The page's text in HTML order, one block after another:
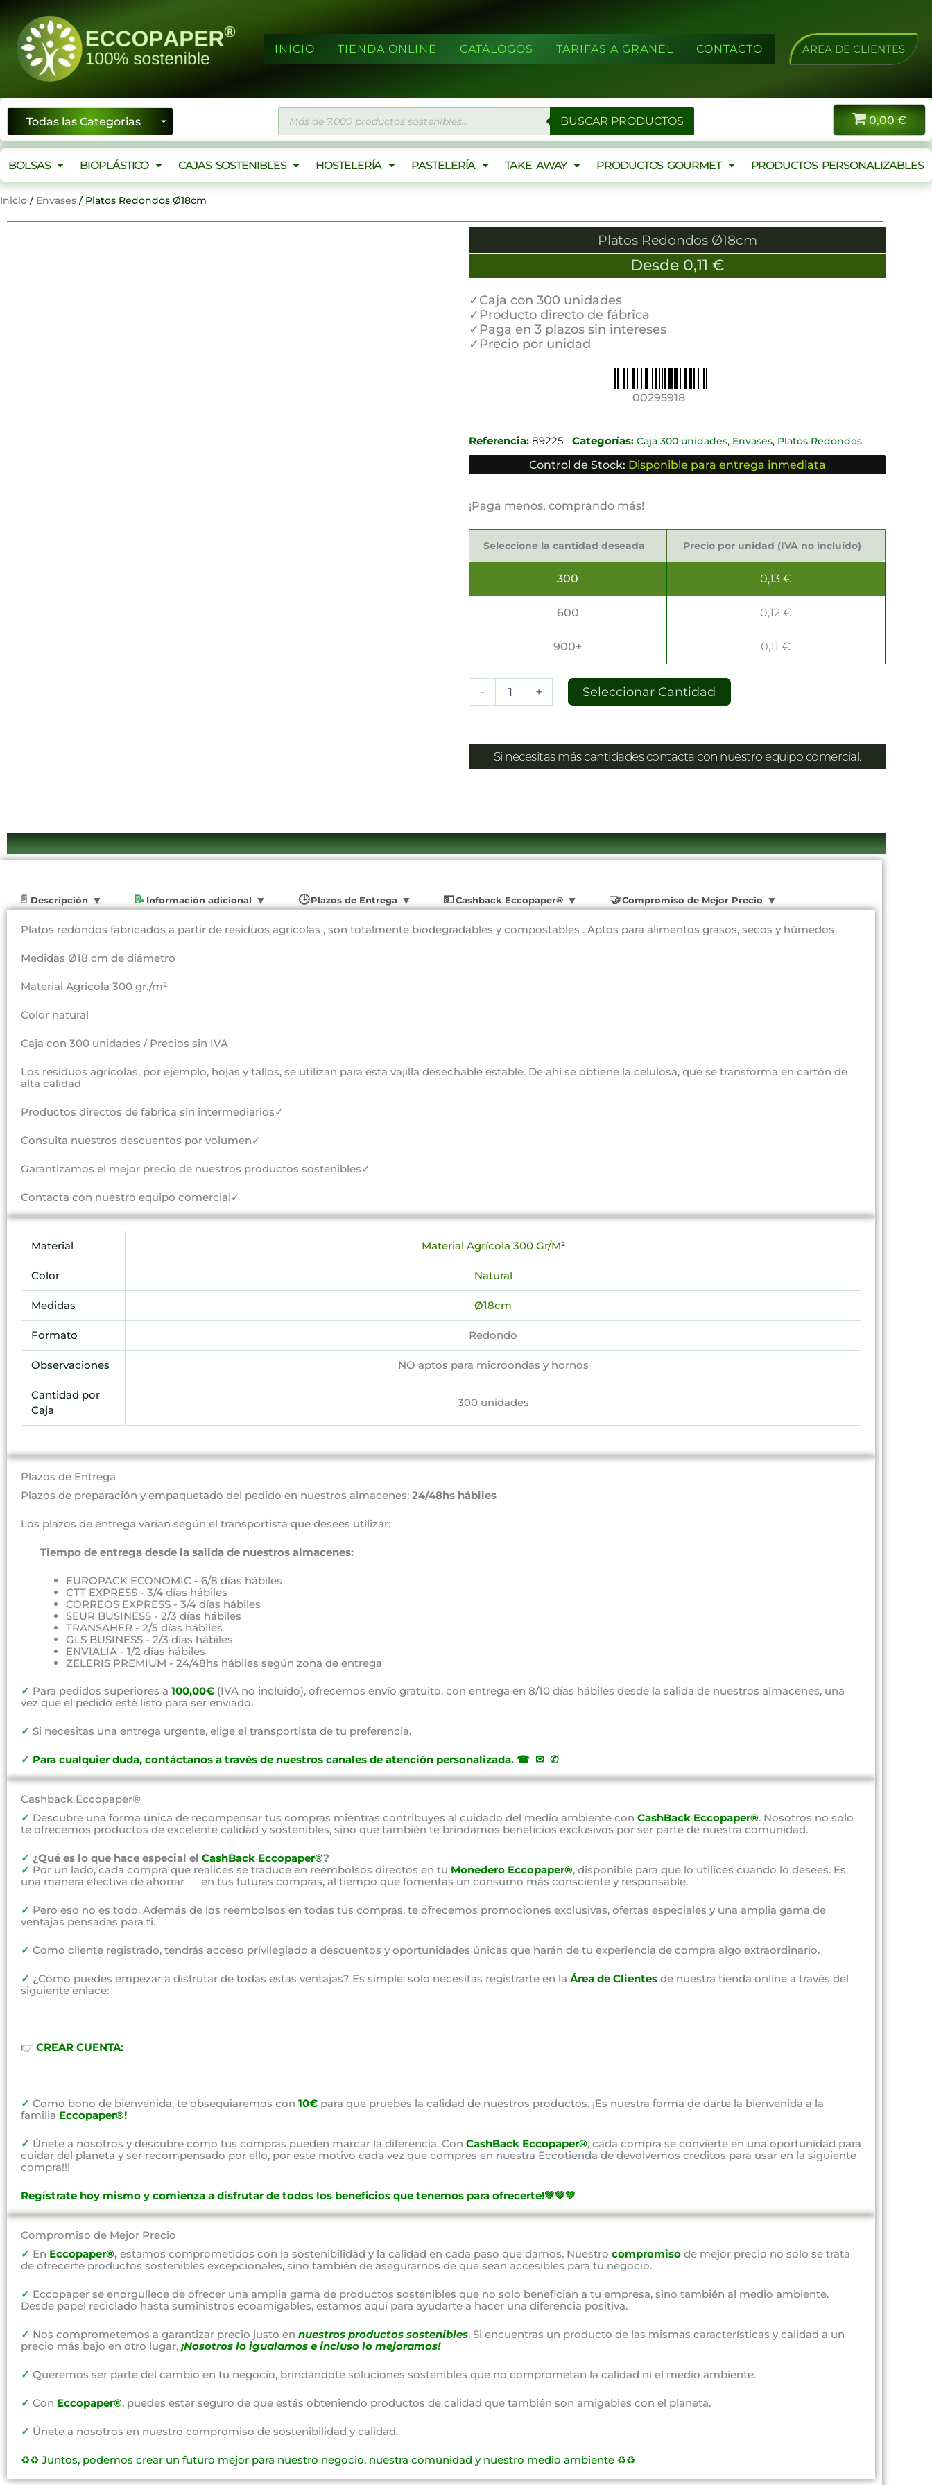
contenido
INICIO TIENDA ONLINE CATÁLOGOS TARIFAS A GRANEL CONTACTO ÁREA DE CLIENTES
de
productos
BUSCAR PRODUCTOS 0,00 €
BOLSAS BIOPLÁSTICO CAJAS SOSTENIBLES HOSTELERÍA PASTELERÍA TAKE AWAY PRODUCTOS GOURMET PRODUCTOS PERSONALIZABLES
Inicio / Envases / Platos Redondos Ø18cm
Platos Redondos Ø18cm
Desde 0,11 €
✓Caja con 300 unidades
✓Producto directo de fábrica
✓Paga en 3 plazos sin intereses
✓Precio por unidad
00295918
Referencia: 89225 Categorías: Caja 300 unidades, Envases, Platos Redondos
Control de Stock: Disponible para entrega inmediata
¡Paga menos, comprando más!
Seleccione la cantidad deseada Precio por unidad (IVA no incluído)
300 0,13 €
600 0,12 €
900+ 0,11 €
-
Ø18cm
cantidad
+ Seleccionar Cantidad
Si necesitas más cantidades contacta con nuestro equipo comercial.
Descripción Información adicional Plazos de Entrega Cashback Eccopaper® Compromiso de Mejor Precio
Platos redondos fabricados a partir de residuos agrícolas , son totalmente biodegradables y compostables . Aptos para alimentos grasos, secos y húmedos
Medidas Ø18 cm de diámetro
Material Agrícola 300 gr./m²
Color natural
Caja con 300 unidades / Precios sin IVA
Los residuos agrícolas, por ejemplo, hojas y tallos, se utilizan para esta vajilla desechable estable. De ahí se obtiene la celulosa, que se transforma en cartón de
alta calidad
Productos directos de fábrica sin intermediarios✓
Consulta nuestros descuentos por volumen✓
Garantizamos el mejor precio de nuestros productos sostenibles✓
Contacta con nuestro equipo comercial✓
Material Material Agrícola 300 Gr/M²
Color Natural
Medidas Ø18cm
Formato Redondo
Observaciones NO aptos para microondas y hornos
Cantidad por
Caja
300 unidades
Plazos de Entrega
Plazos de preparación y empaquetado del pedido en nuestros almacenes: 24/48hs hábiles
Los plazos de entrega varían según el transportista que desees utilizar:
Tiempo de entrega desde la salida de nuestros almacenes:
EUROPACK ECONOMIC - 6/8 días hábiles
CTT EXPRESS - 3/4 días hábiles
CORREOS EXPRESS - 3/4 días hábiles
SEUR BUSINESS - 2/3 días hábiles
TRANSAHER - 2/5 días hábiles
GLS BUSINESS - 2/3 días hábiles
ENVIALIA - 1/2 días hábiles
ZELERIS PREMIUM - 24/48hs hábiles según zona de entrega
✓ Para pedidos superiores a 100,00€ (IVA no incluído), ofrecemos envío gratuito, con entrega en 8/10 días hábiles desde la salida de nuestros almacenes, una
vez que el pedido esté listo para ser enviado.
✓ Si necesitas una entrega urgente, elige el transportista de tu preferencia.
✓ Para cualquier duda, contáctanos a través de nuestros canales de atención personalizada. ☎ ✉ ✆
Cashback Eccopaper®
✓ Descubre una forma única de recompensar tus compras mientras contribuyes al cuidado del medio ambiente con CashBack Eccopaper®. Nosotros no solo
te ofrecemos productos de excelente calidad y sostenibles, sino que también te brindamos beneficios exclusivos por ser parte de nuestra comunidad.
✓ ¿Qué es lo que hace especial el CashBack Eccopaper®?
✓ Por un lado, cada compra que realices se traduce en reembolsos directos en tu Monedero Eccopaper®, disponible para que lo utilices cuando lo desees. Es
una manera efectiva de ahorrar en tus futuras compras, al tiempo que fomentas un consumo más consciente y responsable.
✓ Pero eso no es todo. Además de los reembolsos en todas tus compras, te ofrecemos promociones exclusivas, ofertas especiales y una amplia gama de
ventajas pensadas para ti.
✓ Como cliente registrado, tendrás acceso privilegiado a descuentos y oportunidades únicas que harán de tu experiencia de compra algo extraordinario.
✓ ¿Cómo puedes empezar a disfrutar de todas estas ventajas? Es simple: solo necesitas registrarte en la Área de Clientes de nuestra tienda online a través del
siguiente enlace:
👉 CREAR CUENTA:
✓ Como bono de bienvenida, te obsequiaremos con 10€ para que pruebes la calidad de nuestros productos. ¡Es nuestra forma de darte la bienvenida a la
familia Eccopaper®!
✓ Únete a nosotros y descubre cómo tus compras pueden marcar la diferencia. Con CashBack Eccopaper®, cada compra se convierte en una oportunidad para
cuidar del planeta y ser recompensado por ello, por este motivo cada vez que compres en nuestra Eccotienda de devolvemos creditos para usar en la siguiente
compra!!!
Regístrate hoy mismo y comienza a disfrutar de todos los beneficios que tenemos para ofrecerte!💚💚💚
Compromiso de Mejor Precio
✓ En Eccopaper®, estamos comprometidos con la sostenibilidad y la calidad en cada paso que damos. Nuestro compromiso de mejor precio no solo se trata
de ofrecerte productos sostenibles excepcionales, sino también de asegurarnos de que sean accesibles para tu negocio.
✓ Eccopaper se enorgullece de ofrecer una amplia gama de productos sostenibles que no solo benefician a tu empresa, sino también al medio ambiente.
Desde papel reciclado hasta suministros ecoamigables, estamos aquí para ayudarte a hacer una diferencia positiva.
✓ Nos comprometemos a garantizar precio justo en nuestros productos sostenibles. Si encuentras un producto de las mismas características y calidad a un
precio más bajo en otro lugar, ¡Nosotros lo igualamos e incluso lo mejoramos!
✓ Queremos ser parte del cambio en tu negocio, brindándote soluciones sostenibles que no comprometan la calidad ni el medio ambiente.
✓ Con Eccopaper®, puedes estar seguro de que estás obteniendo productos de calidad que también son amigables con el planeta.
✓ Únete a nosotros en nuestro compromiso de sostenibilidad y calidad.
♻️♻️ Juntos, podemos crear un futuro mejor para nuestro negocio, nuestra comunidad y nuestro medio ambiente ♻️♻️